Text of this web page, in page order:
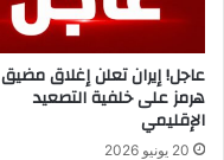
عاجل! إيران تعلن إغلاق مضيق
هرمز على خلفية التصعيد
الإقليمي
20 يونيو 2026